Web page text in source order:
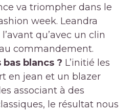
va triompher dans le
week. Leandra
qu’avec un clin
commandement.
blancs ? L’initié les
en jean et un blazer
associant à des
le résultat nous